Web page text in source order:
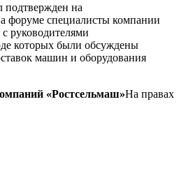
на
форуме специалисты компании
руководителями
которых были обсуждены
машин и оборудования
«Ростсельмаш»На правах